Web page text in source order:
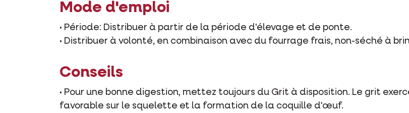
Mode d'emploi
• Période: Distribuer à partir de la période d'élevage et de ponte.
• Distribuer à volonté, en combinaison avec du fourrage frais, non-séché à
Conseils
• Pour une bonne digestion, mettez toujours du Grit à disposition. Le grit
favorable sur le squelette et la formation de la coquille d'œuf.